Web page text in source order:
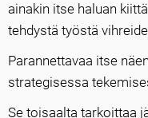
ainakin itse haluan
tehdystä työstä
Parannettavaa itse
strategisessa
Se toisaalta tarkoittaa